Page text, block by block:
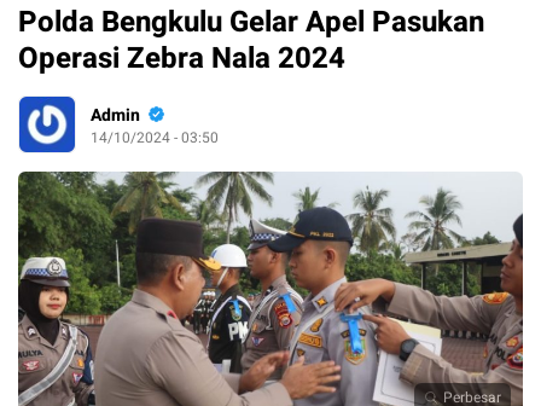
Polda Bengkulu Gelar Apel Pasukan
Operasi Zebra Nala 2024
Admin
14/10/2024 - 03:50
Perbesar